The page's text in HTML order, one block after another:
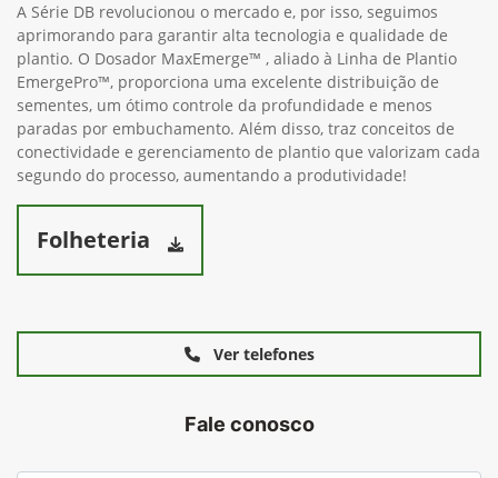
A Série DB revolucionou o mercado e, por isso, seguimos
aprimorando para garantir alta tecnologia e qualidade de
plantio. O Dosador MaxEmerge™ , aliado à Linha de Plantio
EmergePro™, proporciona uma excelente distribuição de
sementes, um ótimo controle da profundidade e menos
paradas por embuchamento. Além disso, traz conceitos de
conectividade e gerenciamento de plantio que valorizam cada
segundo do processo, aumentando a produtividade!
Folheteria
Ver telefones
Fale conosco